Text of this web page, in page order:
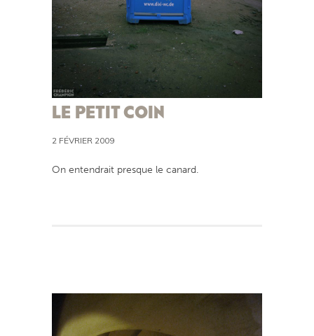
LE PETIT COIN
2 FÉVRIER 2009
On entendrait presque le canard.